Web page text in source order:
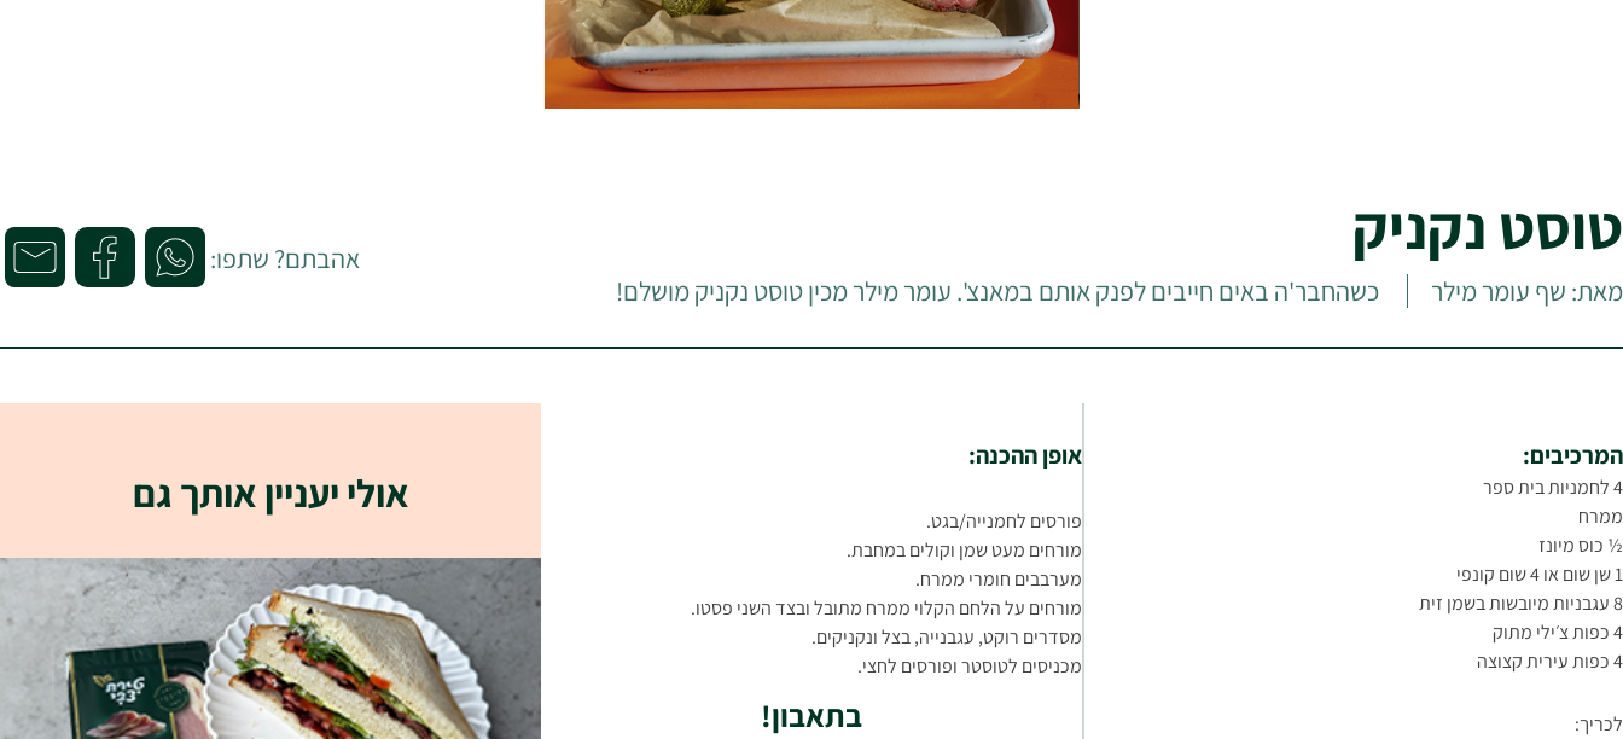
טוסט נקניק
מאת: שף עומר מילר כשהחבר'ה באים חייבים לפנק אותם במאנצ'. עומר מילר מכין טוסט נקניק מושלם!
אהבתם? שתפו:
המרכיבים:
4 לחמניות בית ספר
ממרח
½ כוס מיונז
1 שן שום או 4 שום קונפי
8 עגבניות מיובשות בשמן זית
4 כפות צ׳ילי מתוק
4 כפות עירית קצוצה
לכריך:
אופן ההכנה:
פורסים לחמנייה/בגט.
מורחים מעט שמן וקולים במחבת.
מערבבים חומרי ממרח.
מורחים על הלחם הקלוי ממרח מתובל ובצד השני פסטו.
מסדרים רוקט, עגבנייה, בצל ונקניקים.
מכניסים לטוסטר ופורסים לחצי.
בתאבון!
אולי יעניין אותך גם